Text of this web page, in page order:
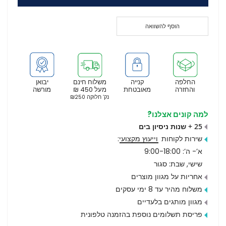
הוסף להשוואה
יבואן
מורשה
משלוח חינם
מעל 450 ₪
נק’ חלוקה ₪250
קנייה
מאובטחת
החלפה
והחזרה
למה קונים אצלנו?
25 + שנות ניסיון בים
שירות לקוחות וייעוץ מקצועי:
א’- ה’: 9:00-18:00
שישי, שבת: סגור
אחריות על מגוון מוצרים
משלוח מהיר עד 8 ימי עסקים
מגוון מותגים בלעדיים
פריסת תשלומים נוספת בהזמנה טלפונית